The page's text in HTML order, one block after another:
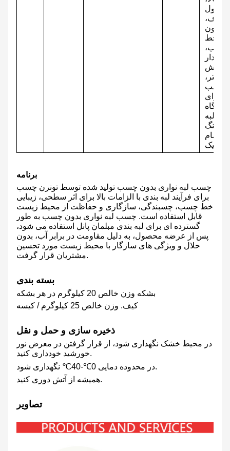
گرانول
شفاف،
بدون
خط
چسب،
مقدار
پوشش
کمتر،
مناسب
برای
دستگاه
لبه
باندینگ
تمام
برنامه
چسب لبه نواری بدون چسب تولید شده توسط تونرن چسب
برای فرآیند لبه بندی با الزامات بالا برای اثر سطحی، زیبایی
خط چسب، چسبندگی، سازگاری و حفاظت از محیط زیست
قابل استفاده است. چسب لبه نواری بدون چسب به طور
گسترده ای برای لبه بندی مبلمان پانل استفاده می شود،
پس از عرضه محصول، به دلیل مقاومت در برابر آب، بدون
حلال و ویژگی های سازگار با محیط زیست مورد تحسین
مشتریان قرار گرفت.
بسته بندی
بشکه وزن خالص 20 کیلوگرم در هر بشکه
کیف. وزن خالص 25 کیلوگرم / کیسه
ذخیره سازی و حمل و نقل
در محیط خشک نگهداری شود، از قرار گرفتن در معرض نور
خورشید خودداری کنید.
در محدوده دمایی 0℃-40℃ نگهداری شود.
همیشه از آتش دوری کنید.
تصاویر